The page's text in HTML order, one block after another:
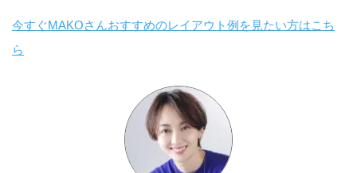
今すぐMAKOさんおすすめのレイアウト例を見たい方はこち
ら